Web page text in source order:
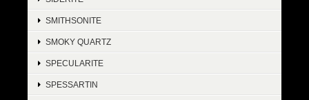
SMITHSONITE
SMOKY QUARTZ
SPECULARITE
SPESSARTIN